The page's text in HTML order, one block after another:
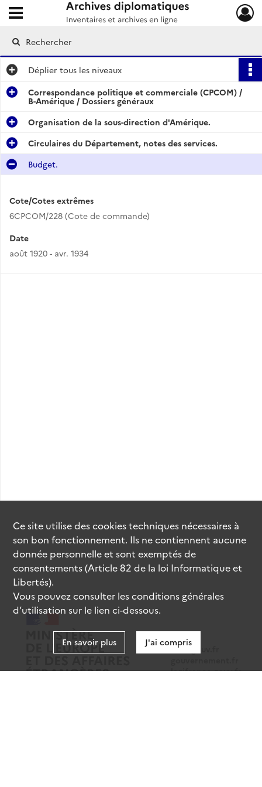
Archives diplomatiques
Ouvrir le menu déroulant
Déplier tous les niveaux
Correspondance politique et commerciale (CPCOM) /
B-Amérique / Dossiers généraux
Organisation de la sous-direction d'Amérique.
Circulaires du Département, notes des services.
Budget.
Cote/Cotes extrêmes
6CPCOM/228 (Cote de commande)
Date
août 1920 - avr. 1934
data.gouv.fr
legifrance.gouv.fr
Ce site utilise descookiestechniques nécessaires à
son bon fonctionnement. Ils ne contiennent aucune
donnée personnelle et sont exemptés de
consentements (Article 82 de la loi Informatique et
Libertés).
Vous pouvez consulter les conditions générales
d’utilisation sur le lien ci-dessous.
En savoir plus J'ai compris